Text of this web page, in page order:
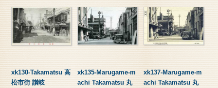
xk130-Takamatsu 高
松市街 讃岐
xk135-Marugame-m
achi Takamatsu 丸
xk137-Marugame-m
achi Takamatsu 丸